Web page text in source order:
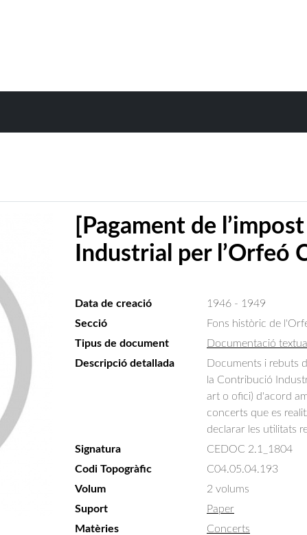
[Pagament de
Industrial per l’Orfeó
Data de creació
1946 - 1949
Secció
Fons històric de
Tipus de document
Documentació textual
Descripció detallada
Documents i rebuts
la Contribució
art o ofici) d'acord
concerts que es
declarar les utilitats
Signatura
CEDOC 2.1_1804
Codi Topogràfic
C04.05.04.193
Volum
2 volums
Suport
Paper
Matèries
Concerts